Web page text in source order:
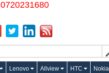
0720231680
Lenovo Allview HTC Nokia